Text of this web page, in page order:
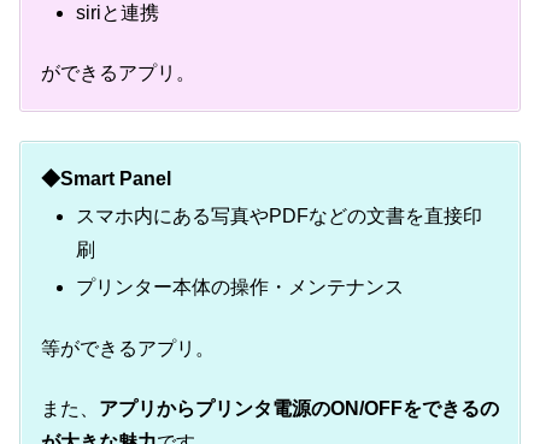
siriと連携
ができるアプリ。
◆Smart Panel
スマホ内にある写真やPDFなどの文書を直接印
刷
プリンター本体の操作・メンテナンス
等ができるアプリ。
また、 アプリからプリンタ電源のON/OFFをできるの